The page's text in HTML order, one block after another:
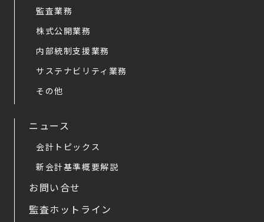
監査業務
株式公開業務
内部統制支援業務
サステナビリティ業務
その他
ニュース
会計トピックス
新会計基準概要解説
お問い合せ
監査ホットライン